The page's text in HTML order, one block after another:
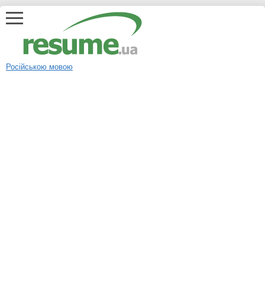
Російською мовою